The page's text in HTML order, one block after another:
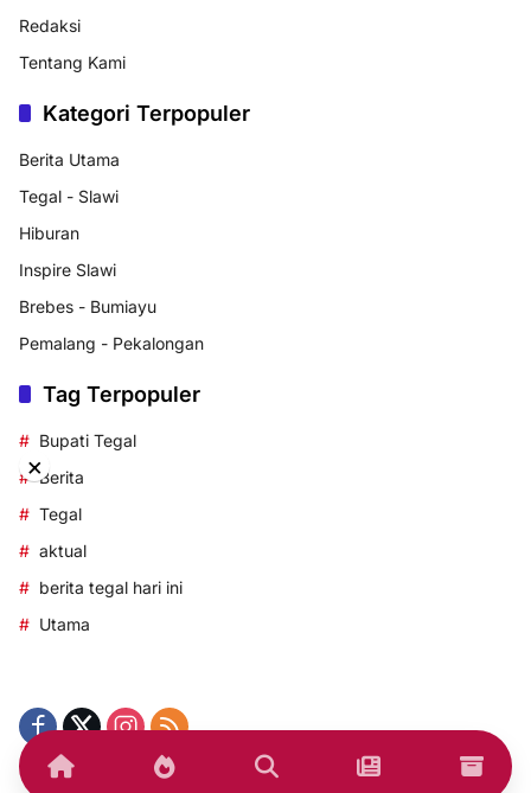
Redaksi
Tentang Kami
Kategori Terpopuler
Berita Utama
Tegal - Slawi
Hiburan
Inspire Slawi
Brebes - Bumiayu
Pemalang - Pekalongan
Tag Terpopuler
Bupati Tegal
Berita
Tegal
aktual
berita tegal hari ini
Utama
×